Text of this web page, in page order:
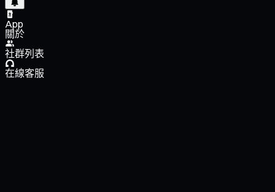
App
關於
社群列表
在線客服